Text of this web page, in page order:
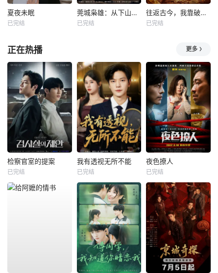
夏夜未眠
已完结
莞城枭雄：从下山守护姐姐开始
已完结
往返古今，我靠破烂成首富
已完结
正在热播 更多
检察官室的提案
已完结
我有透视无所不能
已完结
夜色撩人
已完结